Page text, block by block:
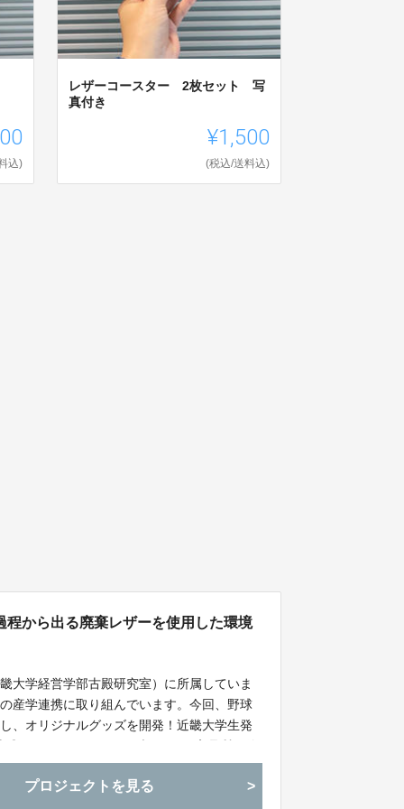
込)
レザーコースター 2枚セット 写
真付き
¥1,500
(税込/送料込)
から出る廃棄レザーを使用した環境
大学経営学部古殿研究室）に所属していま
産学連携に取り組んでいます。今回、野球
、オリジナルグッズを開発！近畿大学生発
お届けします。
プロジェクトを見る